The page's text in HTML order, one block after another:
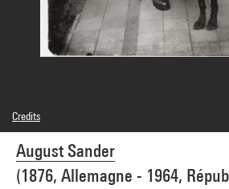
August Sander
(1876, Allemagne - 1964,
Credits
© Die Photographische Sammlung / SK Stiftung
Köln / Adagp, Paris
Photo credits : Centre Pompidou, MNAM-CCI/Guy
Image reference : 4N53571